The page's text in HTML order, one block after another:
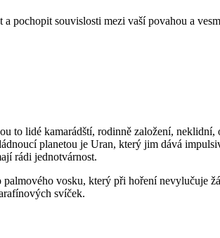
pochopit souvislosti mezi vaší povahou a
to lidé kamarádští, rodinně založení,
planetou je Uran, který jim dává
rádi jednotvárnost.
vosku, který při hoření nevylučuje
svíček.